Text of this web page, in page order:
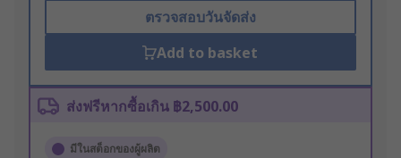
ตรวจสอบวันจัดส่ง
Add to basket
ส่งฟรีหากซื้อเกิน ฿2,500.00
มีในสต็อกของผู้ผลิต